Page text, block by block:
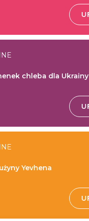
chleba dla Ukrainy
Yevhena